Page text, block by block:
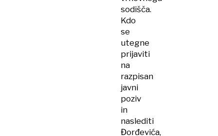
sodišča.
Kdo
se
utegne
prijaviti
na
razpisan
javni
poziv
in
naslediti
Đorđevića,